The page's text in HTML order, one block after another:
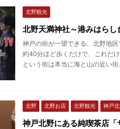
北野観光
北野天満神社～港みはら
神戸の街が一望できる、北野地
約40分ほど歩くだけで、これだ
という街は本当に海と山の近い
北野 北野お店 北野観光 神戸
神戸北野にある純喫茶店